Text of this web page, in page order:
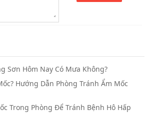
Sơn Hôm Nay Có Mưa Không?
Hướng Dẫn Phòng Tránh Ẩm Mốc
Trong Phòng Để Tránh Bệnh Hô Hấp